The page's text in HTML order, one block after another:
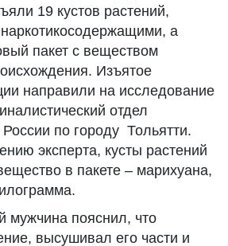
19 кустов растений,
а
пакет с веществом
Изъятое
направили на исследование
отдел
по городу Тольятти.
эксперта, кусты растений
в пакете – марихуана,
мужчина пояснил, что
высушивал его части и